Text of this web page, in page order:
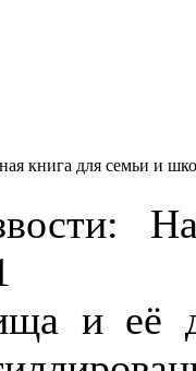
книга для семьи и
и её